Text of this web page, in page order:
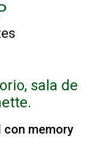
sala de
con memory